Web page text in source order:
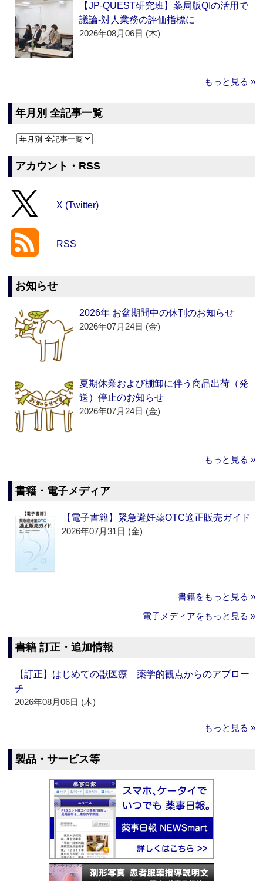
【JP-QUEST研究班】薬局版QIの活用で
議論‐対人業務の評価指標に
2026年08月06日 (木)
もっと見る »
年月別 全記事一覧
アカウント・RSS
X (Twitter)
RSS
お知らせ
2026年 お盆期間中の休刊のお知らせ
2026年07月24日 (金)
夏期休業および棚卸に伴う商品出荷（発
送）停止のお知らせ
2026年07月24日 (金)
もっと見る »
書籍・電子メディア
【電子書籍】緊急避妊薬OTC適正販売ガイド
2026年07月31日 (金)
書籍をもっと見る »
電子メディアをもっと見る »
書籍 訂正・追加情報
【訂正】はじめての獣医療 薬学的観点からのアプロー
チ
2026年08月06日 (木)
もっと見る »
製品・サービス等